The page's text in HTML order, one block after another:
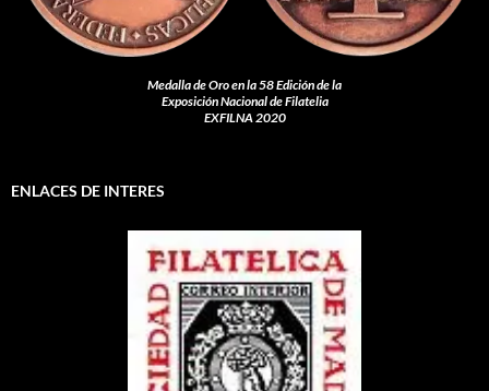
Medalla de Oro en la 58 Edición de la
Exposición Nacional de Filatelia
EXFILNA 2020
ENLACES DE INTERES